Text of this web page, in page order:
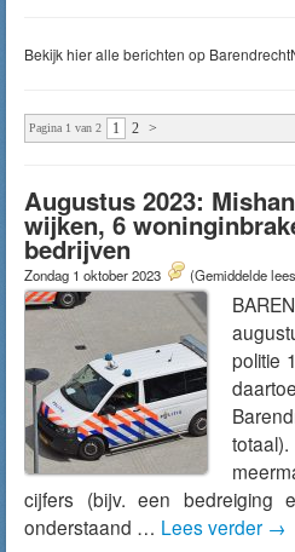
Bekijk hier alle berichten op
Pagina 1 van 2 1 2 >
Augustus 2023:
wijken, 6
bedrijven
Zondag 1 oktober 2023 (Gemiddelde
politie
cijfers (bijv. een bedreiging
onderstaand … Lees verder →